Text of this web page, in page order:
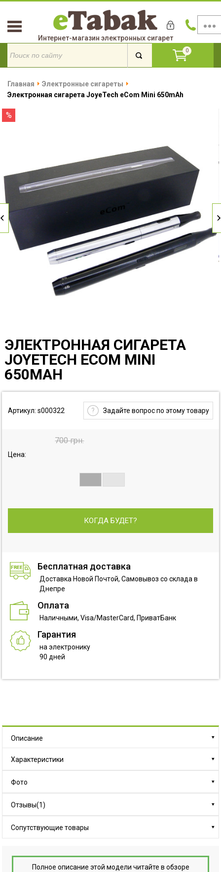
Интернет-магазин электронных сигарет
0
Главная
Электронные сигареты
Электронная сигарета JoyeTech eCom Mini 650mAh
%
ЭЛЕКТРОННАЯ СИГАРЕТА
JOYETECH ECOM MINI
650MAH
Артикул: s000322 ? Задайте вопрос по этому товару
Цена:
700 грн.
КОГДА БУДЕТ?
Бесплатная доставка
Доставка Новой Почтой, Самовывоз со склада в
Днепре
Оплата
Наличными, Visa/MasterCard, ПриватБанк
Гарантия
на электронику
90 дней
Описание
Характеристики
Фото
Отзывы(1)
Сопутствующие товары
Полное описание этой модели читайте в обзоре